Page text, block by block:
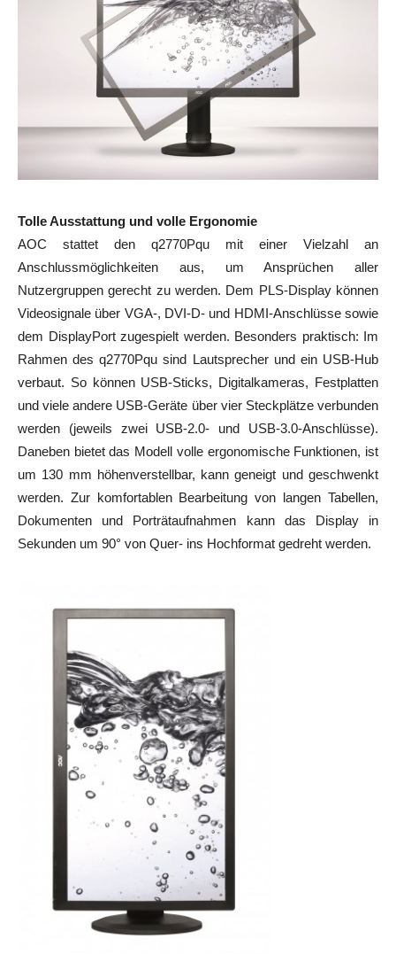
Tolle Ausstattung und volle Ergonomie
AOC stattet den q2770Pqu mit einer Vielzahl an
Anschlussmöglichkeiten aus, um Ansprüchen aller
Nutzergruppen gerecht zu werden. Dem PLS-Display können
Videosignale über VGA-, DVI-D- und HDMI-Anschlüsse sowie
dem DisplayPort zugespielt werden. Besonders praktisch: Im
Rahmen des q2770Pqu sind Lautsprecher und ein USB-Hub
verbaut. So können USB-Sticks, Digitalkameras, Festplatten
und viele andere USB-Geräte über vier Steckplätze verbunden
werden (jeweils zwei USB-2.0- und USB-3.0-Anschlüsse).
Daneben bietet das Modell volle ergonomische Funktionen, ist
um 130 mm höhenverstellbar, kann geneigt und geschwenkt
werden. Zur komfortablen Bearbeitung von langen Tabellen,
Dokumenten und Porträtaufnahmen kann das Display in
Sekunden um 90° von Quer- ins Hochformat gedreht werden.